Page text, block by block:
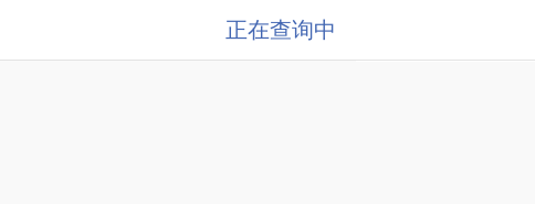
正在查询中